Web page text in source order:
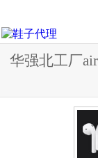
华强北工厂